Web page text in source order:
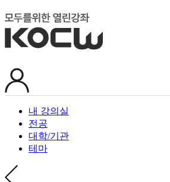
내 강의실
전공
대학/기관
테마